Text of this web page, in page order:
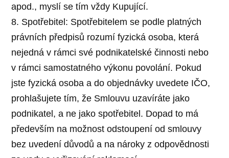
apod., myslí se tím vždy Kupující.
8. Spotřebitel: Spotřebitelem se podle platných
právních předpisů rozumí fyzická osoba, která
nejedná v rámci své podnikatelské činnosti nebo
v rámci samostatného výkonu povolání. Pokud
jste fyzická osoba a do objednávky uvedete IČO,
prohlašujete tím, že Smlouvu uzavíráte jako
podnikatel, a ne jako spotřebitel. Dopad to má
především na možnost odstoupení od smlouvy
bez uvedení důvodů a na nároky z odpovědnosti